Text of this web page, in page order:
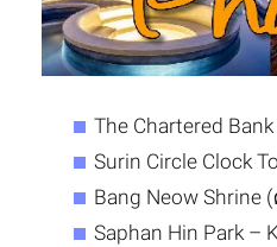
The Chartered
Surin Circle Clock
Bang Neow Shrine
Saphan Hin Park –